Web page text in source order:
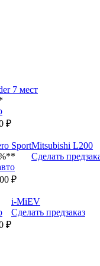
7 мест
₽
Sport
₽
Mitsubishi L200
Сделать
₽
i-MiEV
Сделать предзаказ